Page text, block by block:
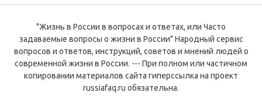
"Жизнь в России в вопросах и ответах, или Часто
задаваемые вопросы о жизни в России" Народный сервис
вопросов и ответов, инструкций, советов и мнений людей о
современной жизни в России. --- При полном или частичном
копировании материалов сайта гиперссылка на проект
russiafaq.ru обязательна.